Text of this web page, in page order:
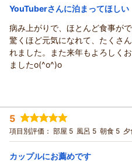
こともとても嬉しく思っており
頂ける空間づくりを、これか
ぜひまた季節を変えてお越しく
再びお会いできる日を、心よ
ありがとうございました。
宿泊価格帯： 21,001～22,000円(大人
ヒーリングイン ホワイトペンショ
★ひろ様
この度は、ホワイトペンショ
誠にありがとうございました。
「いつ伺っても隅々まで行き
大変嬉しく、日々の励みにな
また、夕食・朝食ともにボリ
て、
心より嬉しく思っております
しては
YouTuberさんに泊まってほしい
病み上がりで、ほとんど食事が
驚くほど元気になれて、たくさ
れました。また来年もよろしく
ましたo(^o^)o
投稿者： れもんてぃーぬさん(女性/
宿泊プラン： 不思議な浮遊体験！死
と伊フルコース基本プラン♪
ツイン
宿泊価格帯： 18,001～19,000円(大人
5
項目別評価： 部屋 5 風呂 5 朝食 5 夕
カップルにお薦めです